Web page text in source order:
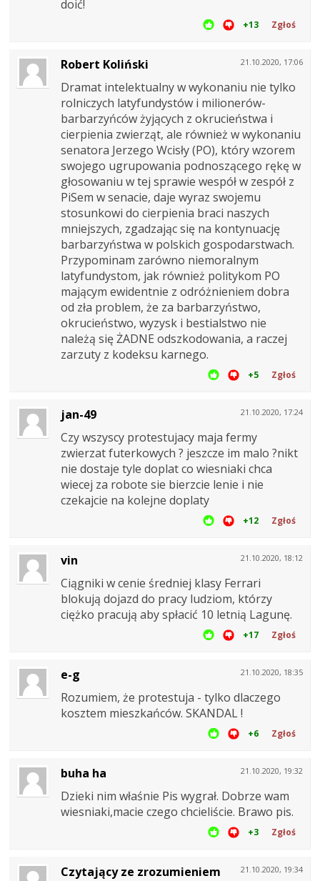
doić!
+13 Zgłoś
21.10.2020, 17:06
Robert Koliński
Dramat intelektualny w wykonaniu nie tylko
rolniczych latyfundystów i milionerów-
barbarzyńców żyjących z okrucieństwa i
cierpienia zwierząt, ale również w wykonaniu
senatora Jerzego Wcisły (PO), który wzorem
swojego ugrupowania podnoszącego rękę w
głosowaniu w tej sprawie wespół w zespół z
PiSem w senacie, daje wyraz swojemu
stosunkowi do cierpienia braci naszych
mniejszych, zgadzając się na kontynuację
barbarzyństwa w polskich gospodarstwach.
Przypominam zarówno niemoralnym
latyfundystom, jak również politykom PO
mającym ewidentnie z odróżnieniem dobra
od zła problem, że za barbarzyństwo,
okrucieństwo, wyzysk i bestialstwo nie
należą się ŻADNE odszkodowania, a raczej
zarzuty z kodeksu karnego.
+5 Zgłoś
21.10.2020, 17:24
jan-49
Czy wszyscy protestujacy maja fermy
zwierzat futerkowych ? jeszcze im malo ?nikt
nie dostaje tyle doplat co wiesniaki chca
wiecej za robote sie bierzcie lenie i nie
czekajcie na kolejne doplaty
+12 Zgłoś
21.10.2020, 18:12
vin
Ciągniki w cenie średniej klasy Ferrari
blokują dojazd do pracy ludziom, którzy
ciężko pracują aby spłacić 10 letnią Lagunę.
+17 Zgłoś
21.10.2020, 18:35
e-g
Rozumiem, że protestuja - tylko dlaczego
kosztem mieszkańców. SKANDAL !
+6 Zgłoś
21.10.2020, 19:32
buha ha
Dzieki nim właśnie Pis wygrał. Dobrze wam
wiesniaki,macie czego chcieliście. Brawo pis.
+3 Zgłoś
21.10.2020, 19:34
Czytający ze zrozumieniem